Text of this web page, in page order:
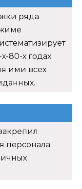
ряда
80-х годах
ими всех
персонала